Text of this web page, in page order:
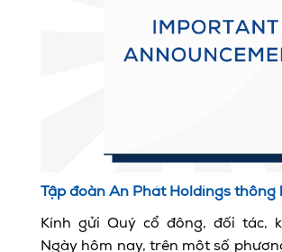
Tập đoàn An Phát Holdings thông
Kính gửi Quý cổ đông, đối tác,
Ngày hôm nay, trên một số